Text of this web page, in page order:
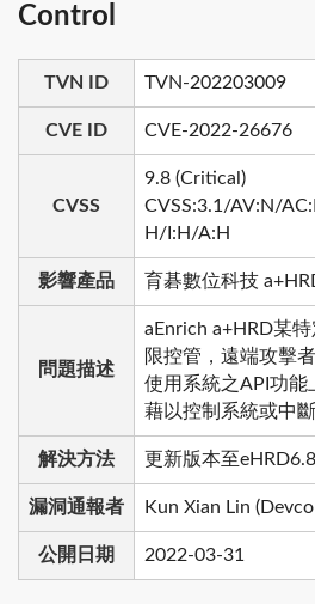
Control
TVN ID TVN-202203009
CVE ID CVE-2022-26676
CVSS
9.8 (Critical)
CVSS:3.1/AV:N/
H/I:H/A:H
影響產品 育碁數位科技
問題描述
aEnrich a+HRD某
限控管，遠端攻擊
使用系統之API功能
藉以控制系統或中斷
解決方法 更新版本至
漏洞通報者 Kun Xian Lin
公開日期 2022-03-31